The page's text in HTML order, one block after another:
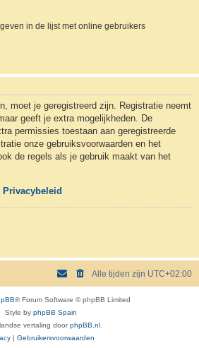
in de lijst met online gebruikers
moet je geregistreerd zijn. Registratie neemt
geeft je extra mogelijkheden. De
permissies toestaan aan geregistreerde
onze gebruiksvoorwaarden en het
de regels als je gebruik maakt van het
Privacybeleid
Alle tijden zijn UTC+02:00
® Forum Software © phpBB Limited
Style by phpBB Spain
vertaling doorphpBB.nl .
Gebruikersvoorwaarden